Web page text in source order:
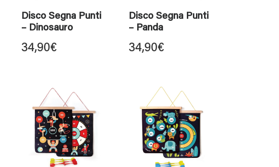
Disco Segna Punti
– Dinosauro
34,90€
Disco Segna Punti
– Panda
34,90€